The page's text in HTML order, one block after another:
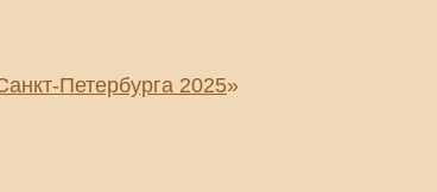
Петербурга 2025»